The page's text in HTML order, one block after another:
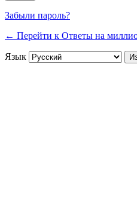
Забыли пароль?
← Перейти к Ответы на
Язык